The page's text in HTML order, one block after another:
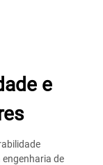
e
de